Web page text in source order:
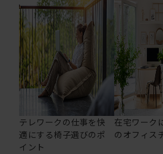
テレワークの仕事を快
適にする椅子選びのポ
イント
在宅ワーク
のオフィス